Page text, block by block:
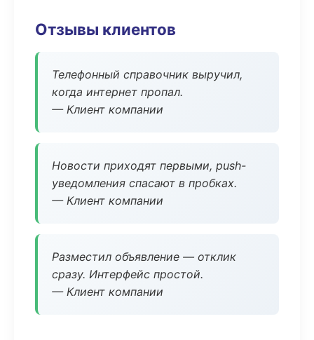
Отзывы клиентов
Телефонный справочник выручил,
когда интернет пропал.
— Клиент компании
Новости приходят первыми, push-
уведомления спасают в пробках.
— Клиент компании
Разместил объявление — отклик
сразу. Интерфейс простой.
— Клиент компании